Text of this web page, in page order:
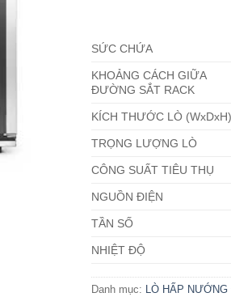
SỨC CHỨA
KHOẢNG CÁCH GIỮA
ĐƯỜNG SẮT RACK
KÍCH THƯỚC LÒ (WxDxH)
TRỌNG LƯỢNG LÒ
CÔNG SUẤT TIÊU THỤ
NGUỒN ĐIỆN
TẦN SỐ
NHIỆT ĐỘ
Danh mục: LÒ HẤP